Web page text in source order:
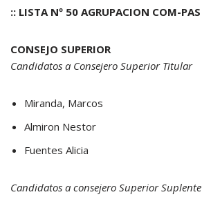
:: LISTA Nº 50 AGRUPACION COM-PAS
CONSEJO SUPERIOR
Candidatos a Consejero Superior Titular
Miranda, Marcos
Almiron Nestor
Fuentes Alicia
Candidatos a consejero Superior Suplente